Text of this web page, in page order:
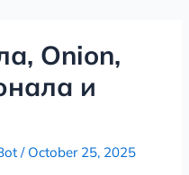
Onion,
и
/ October 25, 2025